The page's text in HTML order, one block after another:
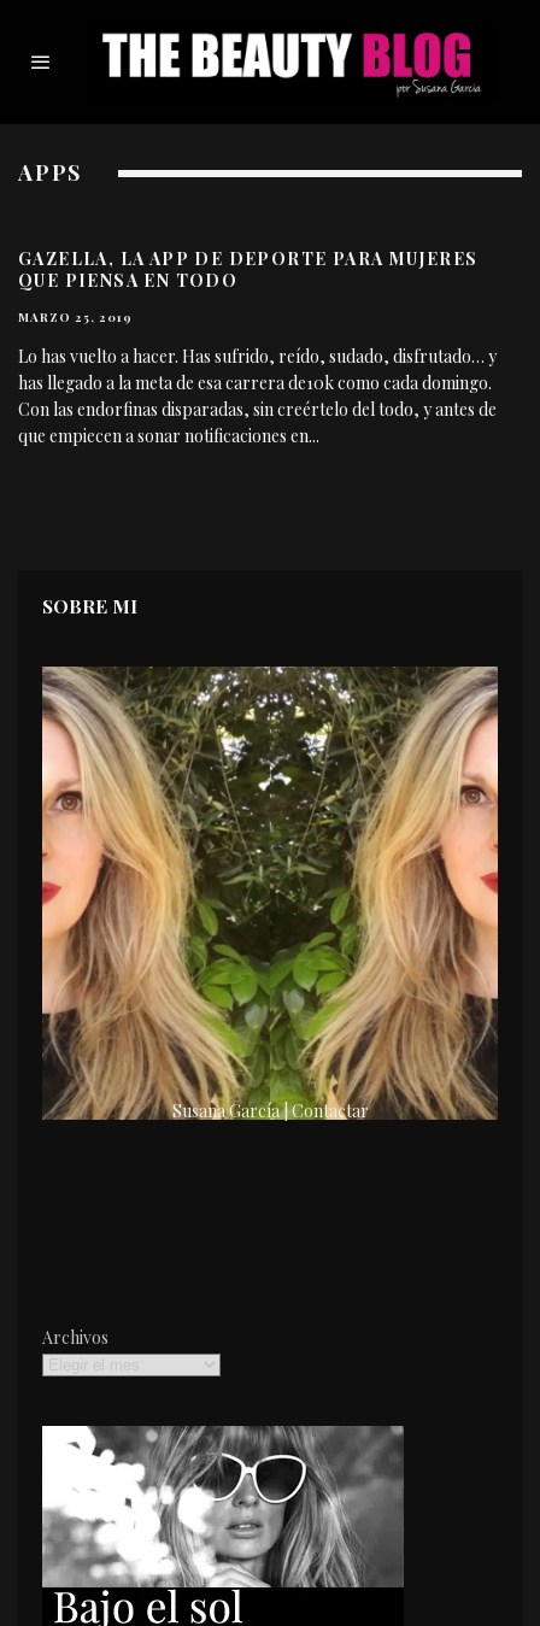
APPS
GAZELLA, LA APP DE DEPORTE PARA MUJERES
QUE PIENSA EN TODO
MARZO 25, 2019
Lo has vuelto a hacer. Has sufrido, reído, sudado, disfrutado… y
has llegado a la meta de esa carrera de10k como cada domingo.
Con las endorfinas disparadas, sin creértelo del todo, y antes de
que empiecen a sonar notificaciones en...
SOBRE MI
Susana García | Contactar
Archivos